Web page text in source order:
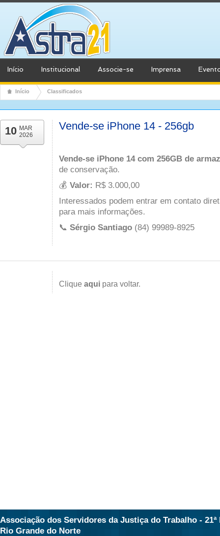
Início Institucional Associe-se Imprensa
Início Classificados
10 MAR
2026
Vende-se iPhone 14 - 256gb
Vende-se iPhone 14 com 256GB de
de conservação.
💰 Valor: R$ 3.000,00
Interessados podem entrar em contato
para mais informações.
📞 Sérgio Santiago (84) 99989-8925
Clique aqui para voltar.
Associação dos Servidores da Justiça do Trabalho - 21ª
Rio Grande do Norte